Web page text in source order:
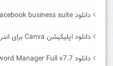
دانلود facebook business suite مدیریت پیج اینستاگرام
دانلود اپلیکیشن Canva برای اندروید نسخه 2.139.0